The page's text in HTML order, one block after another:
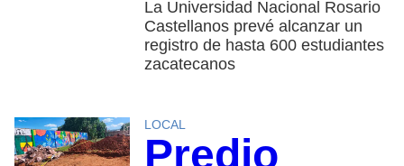
La Universidad Nacional Rosario
Castellanos prevé alcanzar un
registro de hasta 600 estudiantes
zacatecanos
LOCAL
Predio